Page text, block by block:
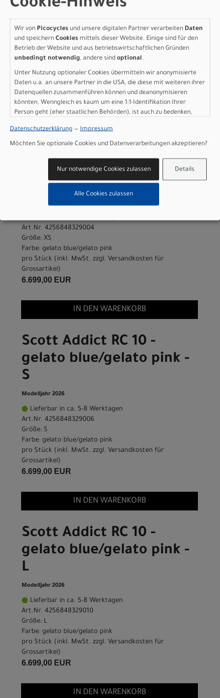
gelato blue/gelato pink -
XXS
Modelljahr 2026
Nicht im Laden verfügbar - Jetzt anfragen!
Art.Nr. 4256848329002
Größe: XXS
Farbe: gelato blue/gelato pink
pro Stück (inkl. MwSt. zzgl.Versandkosten für
Grossartikel)
Scott Addict RC 10 -
gelato blue/gelato pink -
Modelljahr 2026
Art.Nr. 4256848329004
Größe: XS
Farbe: gelato blue/gelato pink
pro Stück (inkl. MwSt. zzgl. Versandkosten für
Grossartikel)
6.699,00 EUR
IN DEN WARENKORB
Scott Addict RC 10 -
gelato blue/gelato pink -
S
Modelljahr 2026
Lieferbar in ca. 5-8 Werktagen
Art.Nr. 4256848329006
Größe: S
Farbe: gelato blue/gelato pink
pro Stück (inkl. MwSt. zzgl. Versandkosten für
Grossartikel)
6.699,00 EUR
IN DEN WARENKORB
Scott Addict RC 10 -
gelato blue/gelato pink -
L
Modelljahr 2026
Lieferbar in ca. 5-8 Werktagen
Art.Nr. 4256848329010
Größe: L
Farbe: gelato blue/gelato pink
pro Stück (inkl. MwSt. zzgl. Versandkosten für
Grossartikel)
6.699,00 EUR
IN DEN WARENKORB
Cookie-Hinweis
Wir von Picocycles und unsere digitalen Partner verarbeiten Daten
und speichern Cookies mittels dieser Website. Einige sind für den
Betrieb der Website und aus betriebswirtschaftlichen Gründen
unbedingt notwendig, andere sind optional.
Unter Nutzung optionaler Cookies übermitteln wir anonymisierte
Daten u.a. an unsere Partner in die USA, die diese mit weiteren ihrer
Datenquellen zusammenführen können und deanonymisieren
könnten. Wenngleich es kaum um eine 1:1-Identifikation Ihrer
Person geht (eher staatlichen Behörden), ist auch zu bedenken,
sind wie bei uns in der Europäischen Union.
Datenschutzerklärung — Impressum
Möchten Sie optionale Cookies und Datenverarbeitungen akzeptieren?
Details
Nur notwendige Cookies zulassen
Alle Cookies zulassen